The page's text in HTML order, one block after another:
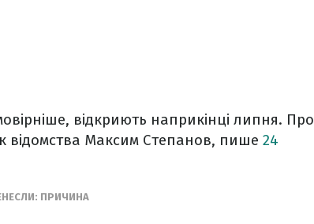
відкриють наприкінці липня. Про
відомства Максим Степанов, пише 24
ПРИЧИНА